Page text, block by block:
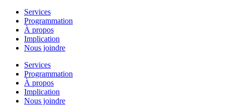
Services
Programmation
À propos
Implication
Nous joindre
Services
Programmation
À propos
Implication
Nous joindre